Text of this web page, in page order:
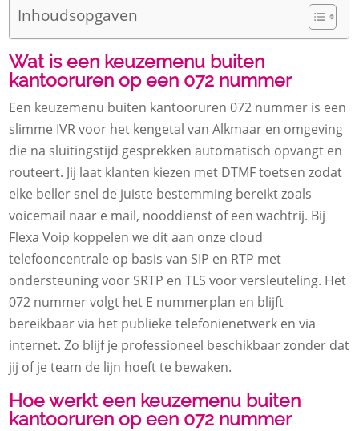
Inhoudsopgaven
Wat is een keuzemenu buiten
kantooruren op een 072 nummer
Een keuzemenu buiten kantooruren 072 nummer is een
slimme IVR voor het kengetal van Alkmaar en omgeving
die na sluitingstijd gesprekken automatisch opvangt en
routeert. Jij laat klanten kiezen met DTMF toetsen zodat
elke beller snel de juiste bestemming bereikt zoals
voicemail naar e mail, nooddienst of een wachtrij. Bij
Flexa Voip koppelen we dit aan onze cloud
telefooncentrale op basis van SIP en RTP met
ondersteuning voor SRTP en TLS voor versleuteling. Het
072 nummer volgt het E nummerplan en blijft
bereikbaar via het publieke telefonienetwerk en via
internet. Zo blijf je professioneel beschikbaar zonder dat
jij of je team de lijn hoeft te bewaken.
Hoe werkt een keuzemenu buiten
kantooruren op een 072 nummer